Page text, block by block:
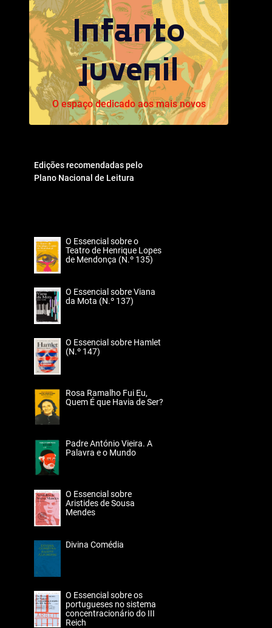
Infanto
juvenil
O espaço dedicado aos mais novos
Edições recomendadas pelo
Plano Nacional de Leitura
O Essencial sobre o
Teatro de Henrique Lopes
de Mendonça (N.º 135)
O Essencial sobre Viana
da Mota (N.º 137)
O Essencial sobre Hamlet
(N.º 147)
Rosa Ramalho Fui Eu,
Quem É que Havia de Ser?
Padre António Vieira. A
Palavra e o Mundo
O Essencial sobre
Aristides de Sousa
Mendes
Divina Comédia
O Essencial sobre os
portugueses no sistema
concentracionário do III
Reich